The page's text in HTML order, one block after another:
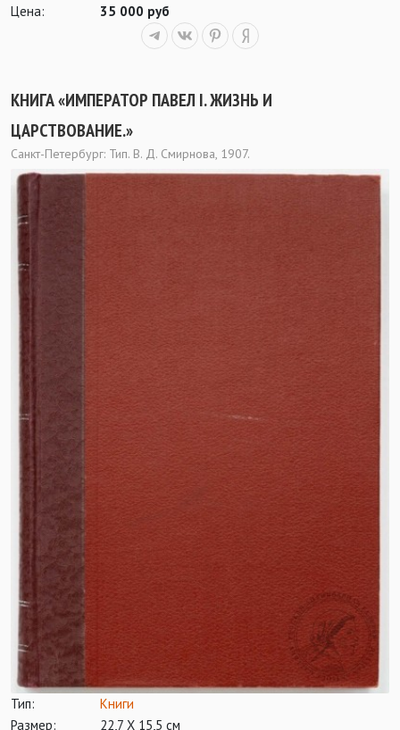
Цена:
35 000 руб
КНИГА «ИМПЕРАТОР ПАВЕЛ I. ЖИЗНЬ И
ЦАРСТВОВАНИЕ.»
Санкт-Петербург: Тип. В. Д. Смирнова, 1907.
Тип:
Книги
Размер:
22,7 Х 15,5 см